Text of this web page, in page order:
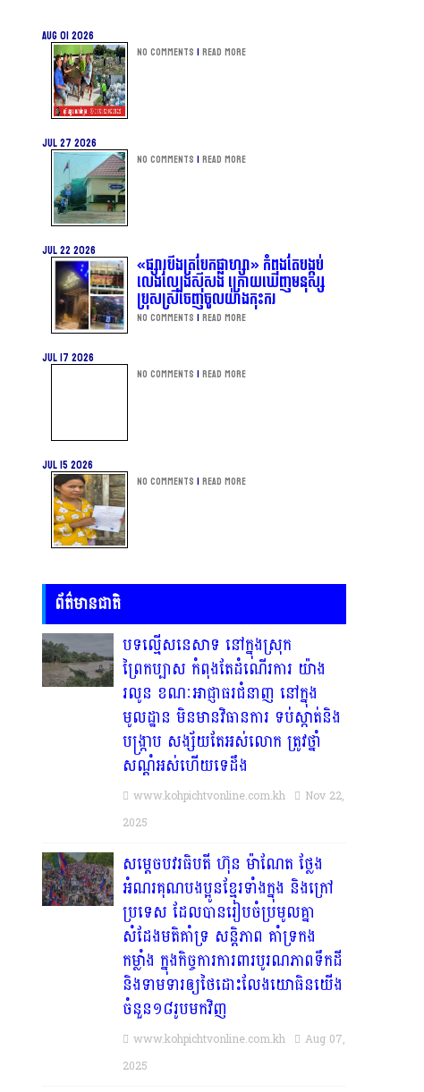
Aug 01 2026
No Comments | Read more
Jul 27 2026
No Comments | Read more
Jul 22 2026
«ផ្សារបឹងត្របែកផ្លាហ្សា» កំពុងតែបង្កប់
លេងល្បែងស៊ីសង ក្រោយឃើញមនុស្ស
ប្រុសស្រីចេញចូលយ៉ាងកុះករ
No Comments | Read more
Jul 17 2026
No Comments | Read more
Jul 15 2026
No Comments | Read more
ព័ត៌មានជាតិ
បទល្មើសនេសាទ នៅក្នុងស្រុក
ព្រៃកប្បាស កំពុងតែដំណើរការ យ៉ាង
រលូន ខណៈអាជ្ញាធរជំនាញ នៅក្នុង
មូលដ្ឋាន មិនមានវិធានការ ទប់ស្កាត់និង
បង្ក្រាប សង្ស័យតែអស់លោក ត្រូវថ្នាំ
សណ្ដំអស់ហើយទេដឹង
www.kohpichtvonline.com.kh
Nov 22,
2025
សម្តេចបវរធិបតី ហ៊ុន ម៉ាណែត ថ្លែង
អំណរគុណបងប្អូនខ្មែរទាំងក្នុង និងក្រៅ
ប្រទេស ដែលបានរៀបចំប្រមូលគ្នា
សំដែងមតិគាំទ្រ សន្តិភាព គាំទ្រកង
កម្លាំង ក្នុងកិច្ចការការពារបូរណភាពទឹកដី
និងទាមទារឲ្យថៃដោះលែងយោធិនយើង
ចំនួន១៨រូបមកវិញ
www.kohpichtvonline.com.kh
Aug 07,
2025